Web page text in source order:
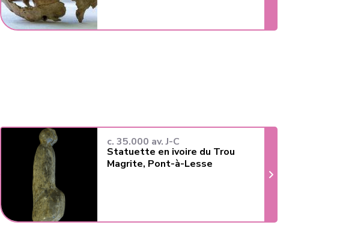
c. 35.000 av. J-C
Statuette en ivoire du Trou
Magrite, Pont-à-Lesse